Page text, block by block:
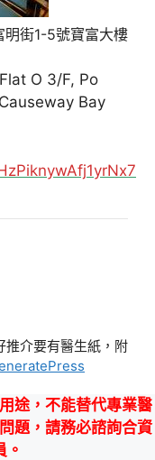
明街1-5號寶富大樓
O 3/F, Po
Bay
介要有醫生紙，附
途，不能替代專業醫
題，請務必諮詢合資
。